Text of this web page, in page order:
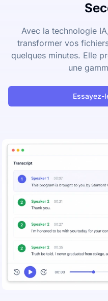
Avec la technologie
transformer vos
quelques minutes. Elle
une
Essayez-